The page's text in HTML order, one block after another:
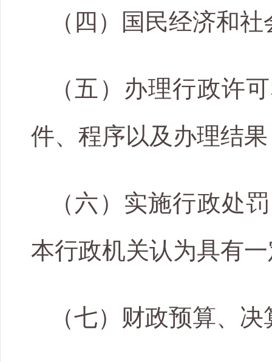
（四）国民经济和
（五）办理行政许
件、程序以及办理结
（六）实施行政处
本行政机关认为具有
（七）财政预算、